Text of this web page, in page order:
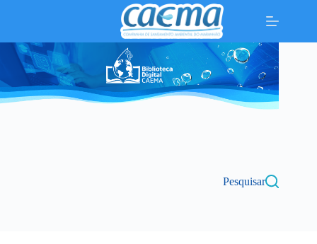
conteúdo
Pesquisar